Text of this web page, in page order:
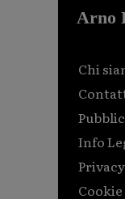
Arno
Chi
Info